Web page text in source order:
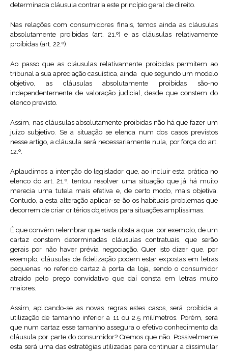
determinada cláusula contraria este princípio geral de direito.
Nas relações com consumidores finais, temos ainda as cláusulas
absolutamente proibidas (art. 21.º) e as cláusulas relativamente
proibidas (art. 22.º).
Ao passo que as cláusulas relativamente proibidas permitem ao
tribunal a sua apreciação casuística, ainda que segundo um modelo
objetivo, as cláusulas absolutamente proibidas são-no
independentemente de valoração judicial, desde que constem do
elenco previsto.
Assim, nas cláusulas absolutamente proibidas não há que fazer um
juízo subjetivo. Se a situação se elenca num dos casos previstos
nesse artigo, a cláusula será necessariamente nula, por força do art.
12.º.
Aplaudimos a intenção do legislador que, ao incluir esta prática no
elenco do art. 21.º, tentou resolver uma situação que já há muito
merecia uma tutela mais efetiva e, de certo modo, mais objetiva.
Contudo, a esta alteração aplicar-se-ão os habituais problemas que
decorrem de criar critérios objetivos para situações amplíssimas.
É que convém relembrar que nada obsta a que, por exemplo, de um
cartaz constem determinadas cláusulas contratuais, que serão
gerais por não haver prévia negociação. Quer isto dizer que, por
exemplo, cláusulas de fidelização podem estar expostas em letras
pequenas no referido cartaz à porta da loja, sendo o consumidor
atraído pelo preço convidativo que daí consta em letras muito
maiores.
Assim, aplicando-se as novas regras estes casos, será proibida a
utilização de tamanho inferior a 11 ou 2.5 milímetros. Porém, será
que num cartaz esse tamanho assegura o efetivo conhecimento da
cláusula por parte do consumidor? Cremos que não. Possivelmente
esta será uma das estratégias utilizadas para continuar a dissimular